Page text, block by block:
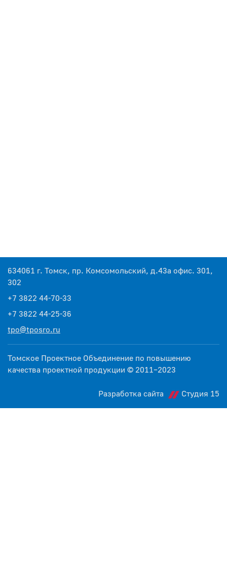
634061 г. Томск, пр. Комсомольский, д.43а офис. 301,
302
+7 3822 44-70-33
+7 3822 44-25-36
tpo@tposro.ru
Томское Проектное Объединение по повышению
качества проектной продукции © 2011–2023
Разработка сайта Студия 15